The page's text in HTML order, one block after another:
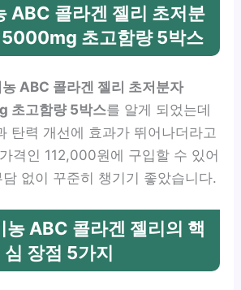
ABC 콜라겐 젤리 초저분
초고함량 5박스
ABC 콜라겐 젤리 초저분자
고함량 5박스를 알게 되었는데
탄력 개선에 효과가 뛰어나더라고
격인 112,000원에 구입할 수 있어
없이 꾸준히 챙기기 좋았습니다.
농 ABC 콜라겐 젤리의 핵
심 장점 5가지